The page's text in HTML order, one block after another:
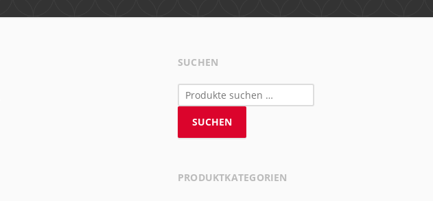
SUCHEN
Suchen
nach:
SUCHEN
PRODUKTKATEGORIEN